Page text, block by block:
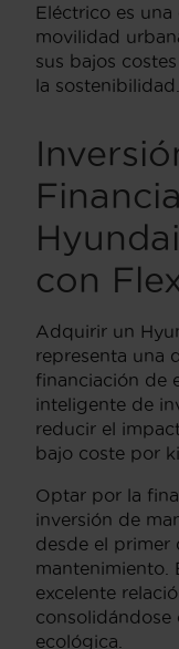
Eléctrico es
movilidad
sus bajos
la sostenibilidad.
con
Adquirir un
representa una
financiación de
inteligente de
reducir el
bajo coste por
Optar por la
inversión de
desde el primer
mantenimiento.
excelente
ecológica.